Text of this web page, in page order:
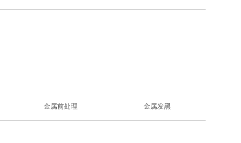
金属前处理 金属发黑